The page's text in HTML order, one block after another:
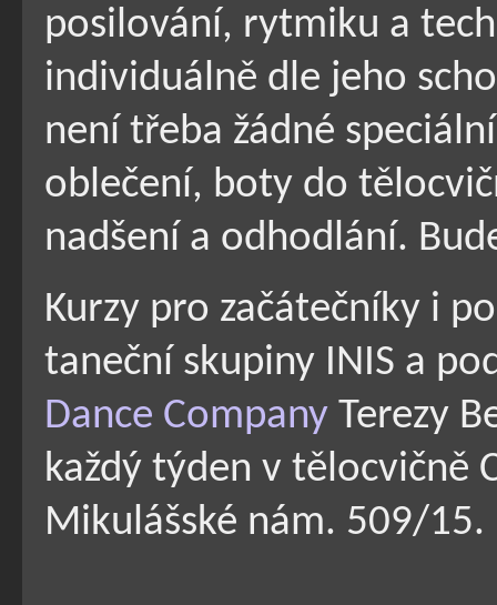
posilování, rytmiku a
individuálně dle jeho
není třeba žádné
oblečení, boty do
nadšení a odhodlání.
Kurzy pro začátečníky i
taneční skupiny INIS a
Dance CompanyTerezy
každý týden v tělocvičně
Mikulášské nám. 509/15.